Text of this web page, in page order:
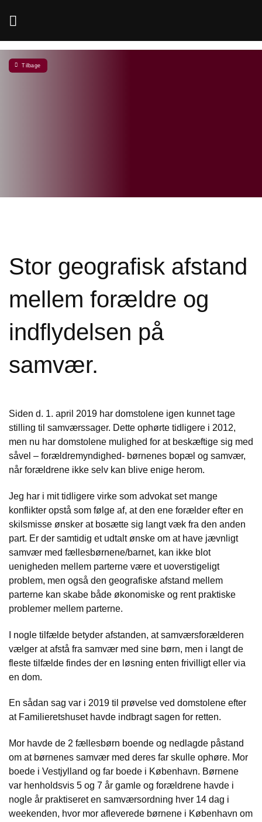
Tilbage
Stor geografisk afstand
mellem forældre og
indflydelsen på
samvær.
Siden d. 1. april 2019 har domstolene igen kunnet tage
stilling til samværssager. Dette ophørte tidligere i 2012,
men nu har domstolene mulighed for at beskæftige sig med
såvel – forældremyndighed- børnenes bopæl og samvær,
når forældrene ikke selv kan blive enige herom.
Jeg har i mit tidligere virke som advokat set mange
konflikter opstå som følge af, at den ene forælder efter en
skilsmisse ønsker at bosætte sig langt væk fra den anden
part. Er der samtidig et udtalt ønske om at have jævnligt
samvær med fællesbørnene/barnet, kan ikke blot
uenigheden mellem parterne være et uoverstigeligt
problem, men også den geografiske afstand mellem
parterne kan skabe både økonomiske og rent praktiske
problemer mellem parterne.
I nogle tilfælde betyder afstanden, at samværsforælderen
vælger at afstå fra samvær med sine børn, men i langt de
fleste tilfælde findes der en løsning enten frivilligt eller via
en dom.
En sådan sag var i 2019 til prøvelse ved domstolene efter
at Familieretshuset havde indbragt sagen for retten.
Mor havde de 2 fællesbørn boende og nedlagde påstand
om at børnenes samvær med deres far skulle ophøre. Mor
boede i Vestjylland og far boede i København. Børnene
var henholdsvis 5 og 7 år gamle og forældrene havde i
nogle år praktiseret en samværsordning hver 14 dag i
weekenden, hvor mor afleverede børnene i København om